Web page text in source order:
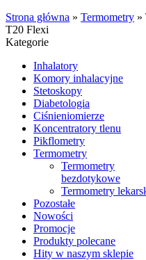
Strona główna » Termometry »
T20 Flexi
Kategorie
Inhalatory
Komory inhalacyjne
Stetoskopy
Diabetologia
Ciśnieniomierze
Koncentratory tlenu
Pikflometry
Termometry
Termometry
bezdotykowe
Termometry
Pozostałe
Nowości
Promocje
Produkty polecane
Hity w naszym sklepie